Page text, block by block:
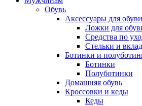
Обувь
Аксессуары для обуви
Ложки для
Средства по
Стельки и
Ботинки и
Ботинки
Полуботинки
Домашняя обувь
Кроссовки и кеды
Кеды